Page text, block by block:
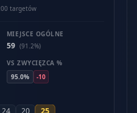
targetów
MIEJSCE OGÓLNE
59 (91.2%)
VS ZWYCIĘZCA %
95.0%
-10
24 20